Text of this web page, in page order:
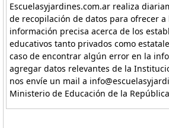
Escuelasyjardines.com.ar realiza
de recopilación de datos para ofrecer a
información precisa acerca de los
educativos tanto privados como
caso de encontrar algún error en la
agregar datos relevantes de la
nos envíe un mail a
Ministerio de Educación de la